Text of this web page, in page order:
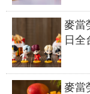
麥當
日全
麥當